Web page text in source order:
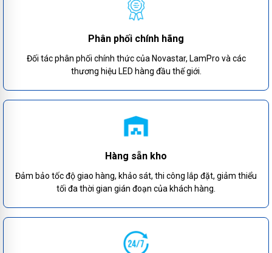
Phân phối chính hãng
Đối tác phân phối chính thức của Novastar, LamPro và các
thương hiệu LED hàng đầu thế giới.
Hàng sẵn kho
Đảm bảo tốc độ giao hàng, khảo sát, thi công lắp đặt, giảm thiểu
tối đa thời gian gián đoạn của khách hàng.